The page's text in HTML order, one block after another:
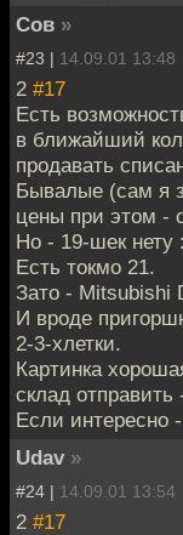
Сов »
#23 | 14.09.01 13:48
2 #17
Есть
в ближайший
продавать
Бывалые (сам я
цены при этом -
Но - 19-шек нету
Есть токмо 21.
Зато - Mitsubishi
И вроде
2-3-хлетки.
Картинка
склад отправить
Если интересно
Udav »
#24 | 14.09.01 13:54
2 #17